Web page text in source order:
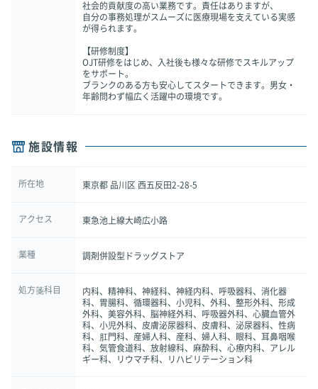
社会的貢献度の高い業務です。責任はありますが、
自分の事務処理がスムーズに医療現場を支えている実感
が得られます。
【研修制度】
OJT研修をはじめ、入社後も様々な研修でスキルアップ
をサポート。
ブランクのある方も安心してスタートできます。男女・
年齢問わず幅広く活躍中の環境です。
施設情報
所在地 東京都 品川区 西五反田2-28-5
アクセス 東急池上線大崎広小路
業種 調剤併設型ドラッグストア
処方箋科目
内科、精神科、神経科、神経内科、呼吸器科、消化器
科、胃腸科、循環器科、小児科、外科、整形外科、形成
外科、美容外科、脳神経外科、呼吸器外科、心臓血管外
科、小児外科、皮膚泌尿器科、皮膚科、泌尿器科、性病
科、肛門科、産婦人科、産科、婦人科、眼科、耳鼻咽喉
科、気管食道科、放射線科、麻酔科、心療内科、アレル
ギー科、リウマチ科、リハビリテーション科